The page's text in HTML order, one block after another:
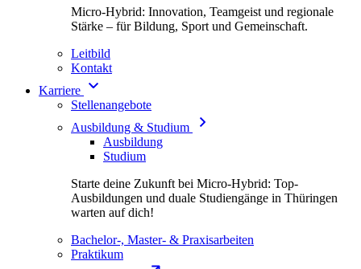
Micro-Hybrid: Innovation, Teamgeist und regionale
Stärke – für Bildung, Sport und Gemeinschaft.
Leitbild
Kontakt
Karriere
Stellenangebote
Ausbildung & Studium
Ausbildung
Studium
Starte deine Zukunft bei Micro-Hybrid: Top-
Ausbildungen und duale Studiengänge in Thüringen
warten auf dich!
Bachelor-, Master- & Praxisarbeiten
Praktikum